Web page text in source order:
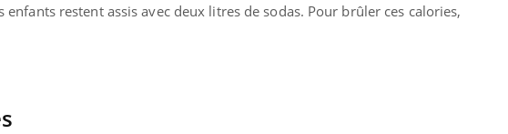
restent assis avec deux litres de sodas. Pour brûler ces calories,